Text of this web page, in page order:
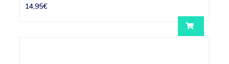
14,95€